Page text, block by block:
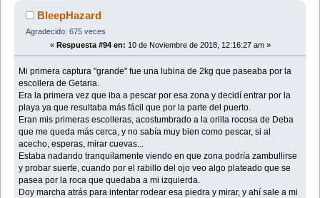
BleepHazard
Agradecido: 675 veces
« Respuesta #94 en: 10 de Noviembre de 2018, 12:16:27 am »
Mi primera captura "grande" fue una lubina de 2kg que paseaba por la
escollera de Getaria.
Era la primera vez que iba a pescar por esa zona y decidí entrar por la
playa ya que resultaba más fácil que por la parte del puerto.
Eran mis primeras escolleras, acostumbrado a la orilla rocosa de Deba
que me queda más cerca, y no sabía muy bien como pescar, si al
acecho, esperas, mirar cuevas...
Estaba nadando tranquilamente viendo en que zona podría zambullirse
y probar suerte, cuando por el rabillo del ojo veo algo plateado que se
pasea por la roca que quedaba a mi izquierda.
Doy marcha atrás para intentar rodear esa piedra y mirar, y ahí sale a mi